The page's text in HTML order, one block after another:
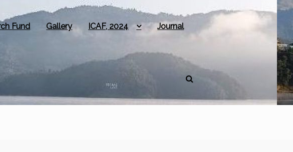
Fund Gallery ICAF, 2024 Journal